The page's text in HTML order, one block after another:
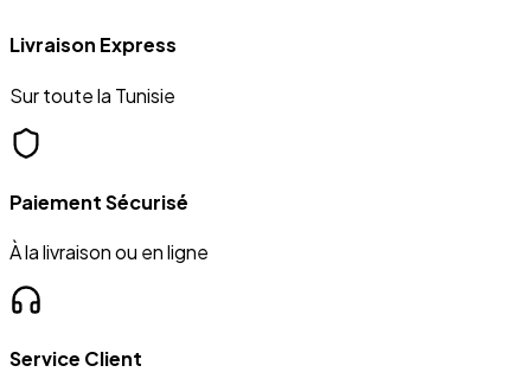
Livraison Express
Sur toute la Tunisie
Paiement Sécurisé
À la livraison ou en ligne
Service Client